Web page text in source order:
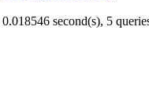
0.018546 second(s), 5